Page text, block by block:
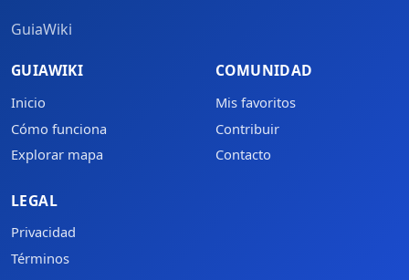
GuiaWiki
GUIAWIKI
Inicio
Cómo funciona
Explorar mapa
COMUNIDAD
Mis favoritos
Contribuir
Contacto
LEGAL
Privacidad
Términos